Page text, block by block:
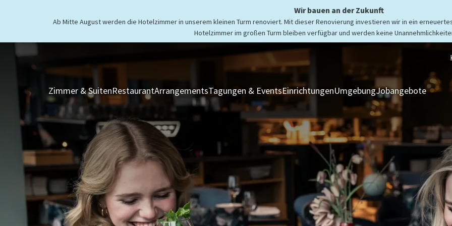
Wir bauen an der Zukunft
Ab Mitte August werden die Hotelzimmer in unserem kleinen Turm renoviert. Mit dieser Renovierung investieren wir in ein
Hotelzimmer im großen Turm bleiben verfügbar und werden keine
Zimmer & SuitenRestaurantArrangementsTagungen & EventsEinrichtungenUmgebungJobangebote